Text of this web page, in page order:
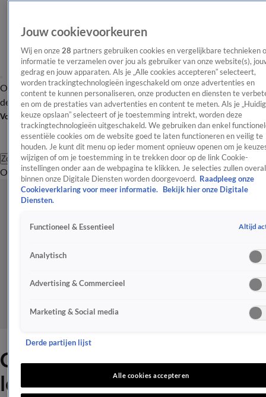
OverzichtAfleveringen Entertainment TV Algemeen
Tip
de redactieNieuwsbrief
Volg Shownieuws
Zoeken
OverzichtEntertainmentSpraakmakendRealityCrimeVideo's
Claude emotioneel over
lekken songfestivalnummer
Jouw cookievoorkeuren
Wij en onze 28 partners gebruiken cookies en vergelijkbare technieken
informatie te verzamelen over jou als gebruiker van onze website(s),
gedrag en jouw apparaten. Als je „Alle cookies accepteren” selecteert,
worden trackingtechnologieën ingeschakeld om onze advertenties en
content te kunnen personaliseren, onze producten en diensten te
en om de prestaties van advertenties en content te meten. Als je
keuze opslaan” selecteert of je toestemming intrekt, worden deze
trackingtechnologieën uitgeschakeld. We gebruiken dan enkel
essentiële cookies om de website goed te laten functioneren en veilig te
houden. Je kunt dit menu op ieder moment opnieuw openen om je
wijzigen of om je toestemming in te trekken door op de link Cookie-
instellingen onder aan de webpagina te klikken. Je selecties zullen overal
binnen onze Digitale Diensten worden doorgevoerd. Raadpleeg onze
Cookieverklaring voor meer informatie.
Bekijk hier onze Digitale
Diensten.
Functioneel & Essentieel Altijd
Analytisch
Advertising & Commercieel
Marketing & Social media
Derde partijen lijst
Alle cookies accepteren